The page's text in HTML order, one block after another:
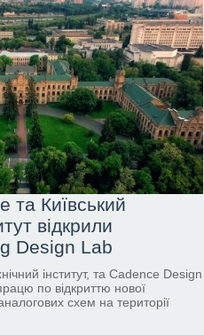
та Київський
відкрили
Design Lab
інститут, та Cadence Design
по відкриттю нової
схем на території